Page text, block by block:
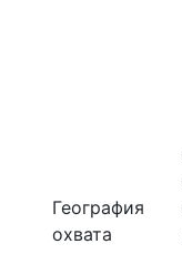
География
охвата